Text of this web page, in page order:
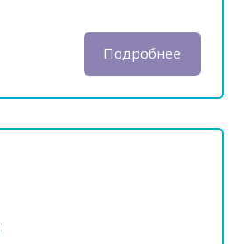
Подробнее